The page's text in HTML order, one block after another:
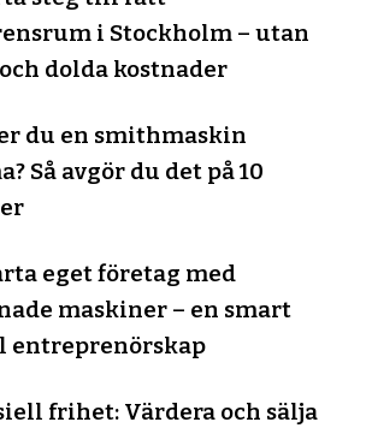
i Stockholm – utan
dolda kostnader
du en smithmaskin
Så avgör du det på 10
eget företag med
maskiner – en smart
entreprenörskap
frihet: Värdera och sälja